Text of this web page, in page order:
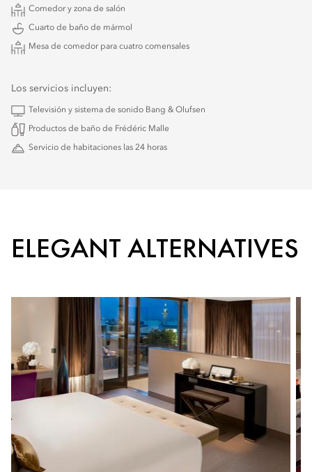
Comedor y zona de salón
Cuarto de baño de mármol
Mesa de comedor para cuatro comensales
Los servicios incluyen:
Televisión y sistema de sonido Bang & Olufsen
Productos de baño de Frédéric Malle
Servicio de habitaciones las 24 horas
ELEGANT ALTERNATIVES